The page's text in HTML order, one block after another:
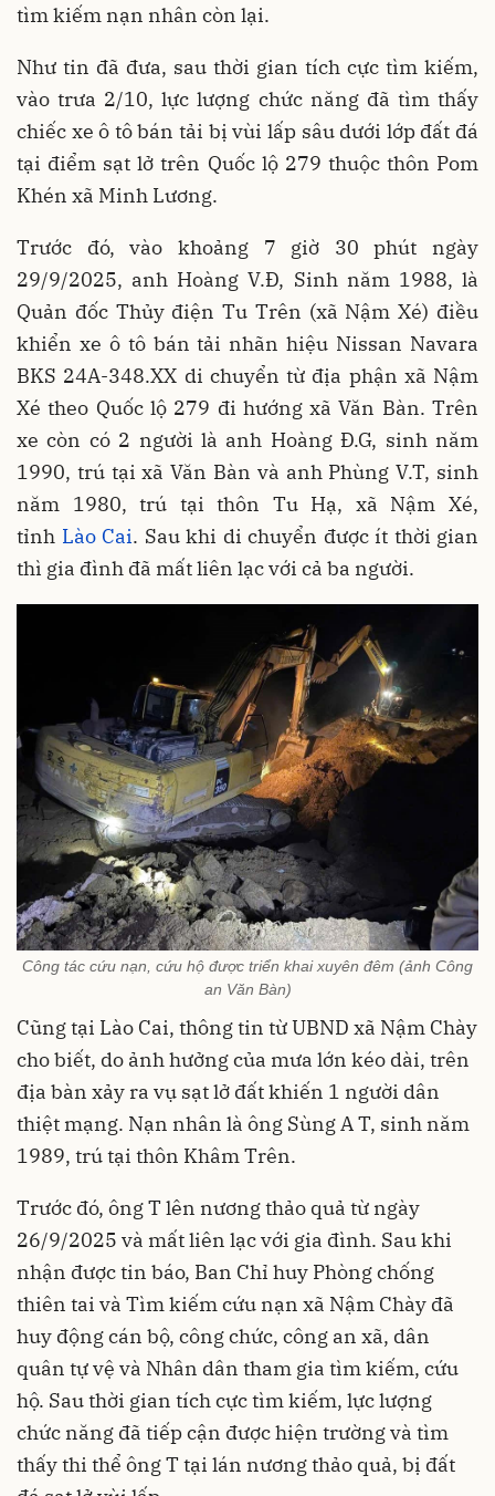
tìm kiếm nạn nhân còn lại.
Như tin đã đưa, sau thời gian tích cực tìm kiếm,
vào trưa 2/10, lực lượng chức năng đã tìm thấy
chiếc xe ô tô bán tải bị vùi lấp sâu dưới lớp đất đá
tại điểm sạt lở trên Quốc lộ 279 thuộc thôn Pom
Khén xã Minh Lương.
Trước đó, vào khoảng 7 giờ 30 phút ngày
29/9/2025, anh Hoàng V.Đ, Sinh năm 1988, là
Quản đốc Thủy điện Tu Trên (xã Nậm Xé) điều
khiển xe ô tô bán tải nhãn hiệu Nissan Navara
BKS 24A-348.XX di chuyển từ địa phận xã Nậm
Xé theo Quốc lộ 279 đi hướng xã Văn Bàn. Trên
xe còn có 2 người là anh Hoàng Đ.G, sinh năm
1990, trú tại xã Văn Bàn và anh Phùng V.T, sinh
năm 1980, trú tại thôn Tu Hạ, xã Nậm Xé,
tỉnh Lào Cai. Sau khi di chuyển được ít thời gian
thì gia đình đã mất liên lạc với cả ba người.
Công tác cứu nạn, cứu hộ được triển khai xuyên đêm (ảnh Công
an Văn Bàn)
Cũng tại Lào Cai, thông tin từ UBND xã Nậm Chày
cho biết, do ảnh hưởng của mưa lớn kéo dài, trên
địa bàn xảy ra vụ sạt lở đất khiến 1 người dân
thiệt mạng. Nạn nhân là ông Sùng A T, sinh năm
1989, trú tại thôn Khâm Trên.
Trước đó, ông T lên nương thảo quả từ ngày
26/9/2025 và mất liên lạc với gia đình. Sau khi
nhận được tin báo, Ban Chỉ huy Phòng chống
thiên tai và Tìm kiếm cứu nạn xã Nậm Chày đã
huy động cán bộ, công chức, công an xã, dân
quân tự vệ và Nhân dân tham gia tìm kiếm, cứu
hộ. Sau thời gian tích cực tìm kiếm, lực lượng
chức năng đã tiếp cận được hiện trường và tìm
thấy thi thể ông T tại lán nương thảo quả, bị đất